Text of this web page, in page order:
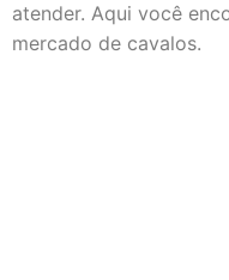
atender. Aqui você
mercado de cavalos.